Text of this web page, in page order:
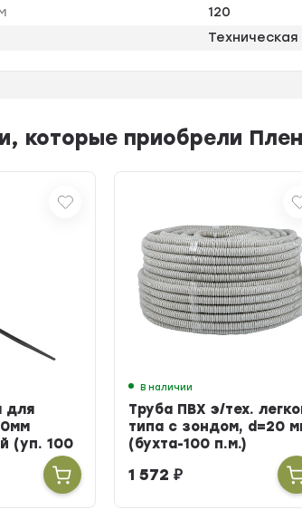
120
Техническая
которые приобрели
для
(уп. 100
В наличии
Труба ПВХ э/тех.
типа с зондом, d=20
(бухта-100 п.м.)
1 572₽